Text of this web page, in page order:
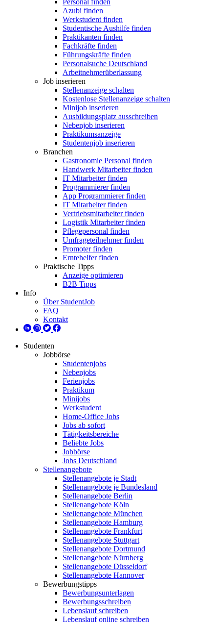
Personal finden
Azubi finden
Werkstudent finden
Studentische Aushilfe finden
Praktikanten finden
Fachkräfte finden
Führungskräfte finden
Personalsuche Deutschland
Arbeitnehmerüberlassung
Job inserieren
Stellenanzeige schalten
Kostenlose Stellenanzeige schalten
Minijob inserieren
Ausbildungsplatz ausschreiben
Nebenjob inserieren
Praktikumsanzeige
Studentenjob inserieren
Branchen
Gastronomie Personal finden
Handwerk Mitarbeiter finden
IT Mitarbeiter finden
Programmierer finden
App Programmierer finden
IT Mitarbeiter finden
Vertriebsmitarbeiter finden
Logistik Mitarbeiter finden
Pflegepersonal finden
Umfrageteilnehmer finden
Promoter finden
Erntehelfer finden
Praktische Tipps
Anzeige optimieren
B2B Tipps
Info
Über StudentJob
FAQ
Kontakt
Studenten
Jobbörse
Studentenjobs
Nebenjobs
Ferienjobs
Praktikum
Minijobs
Werkstudent
Home-Office Jobs
Jobs ab sofort
Tätigkeitsbereiche
Beliebte Jobs
Jobbörse
Jobs Deutschland
Stellenangebote
Stellenangebote je Stadt
Stellenangebote je Bundesland
Stellenangebote Berlin
Stellenangebote Köln
Stellenangebote München
Stellenangebote Hamburg
Stellenangebote Frankfurt
Stellenangebote Stuttgart
Stellenangebote Dortmund
Stellenangebote Nürnberg
Stellenangebote Düsseldorf
Stellenangebote Hannover
Bewerbungstipps
Bewerbungsunterlagen
Bewerbungsschreiben
Lebenslauf schreiben
Lebenslauf online schreiben